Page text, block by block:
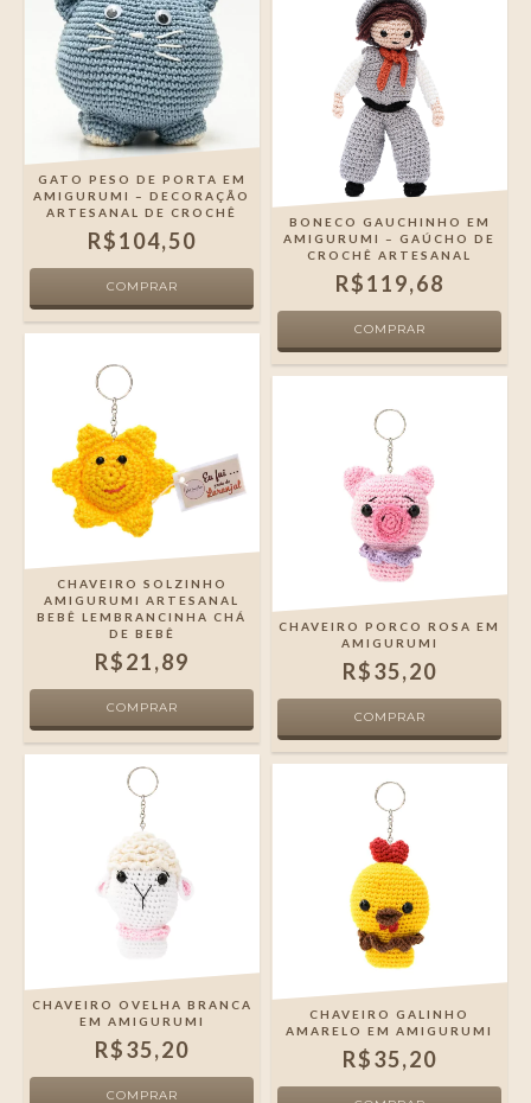
GATO PESO DE PORTA EM
AMIGURUMI – DECORAÇÃO
ARTESANAL DE CROCHÊ
R$104,50
BONECO GAUCHINHO EM
AMIGURUMI – GAÚCHO DE
CROCHÊ ARTESANAL
R$119,68
CHAVEIRO SOLZINHO
AMIGURUMI ARTESANAL
BEBÊ LEMBRANCINHA CHÁ
DE BEBÊ
R$21,89
CHAVEIRO PORCO ROSA EM
AMIGURUMI
R$35,20
CHAVEIRO OVELHA BRANCA
EM AMIGURUMI
R$35,20
CHAVEIRO GALINHO
AMARELO EM AMIGURUMI
R$35,20